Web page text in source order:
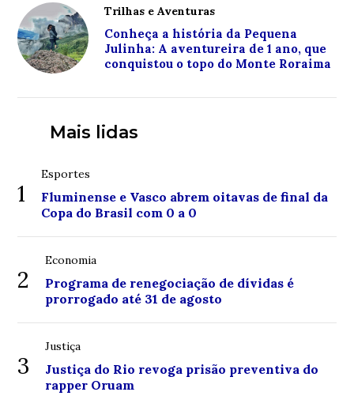
Trilhas e Aventuras
Conheça a história da Pequena
Julinha: A aventureira de 1 ano, que
conquistou o topo do Monte Roraima
Mais lidas
1
Esportes
Fluminense e Vasco abrem oitavas de final da
Copa do Brasil com 0 a 0
2
Economia
Programa de renegociação de dívidas é
prorrogado até 31 de agosto
3
Justiça
Justiça do Rio revoga prisão preventiva do
rapper Oruam